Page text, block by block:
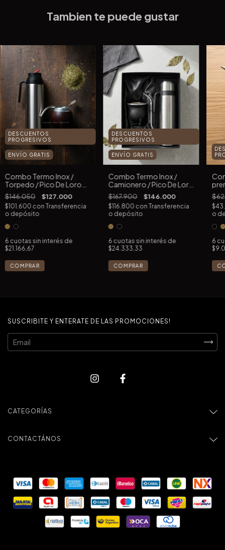
Tambien te puede gustar
DESCUENTOS
PROGRESIVOS
ENVÍO GRATIS
Combo Termo Inox /
Torpedo / Pico De Loro
De Alpaca
$146.050 $127.000
$101.600 conTransferencia
o depósito
6 cuotas sin interés de
$21.166,67
COMPRAR
DESCUENTOS
PROGRESIVOS
ENVÍO GRATIS
Combo Termo Inox /
Camionero / Pico De Loro
De Alpaca Con Caja
$167.900 $146.000
$116.800 conTransferencia
o depósito
6 cuotas sin interés de
$24.333,33
COMPRAR
o
6
SUSCRIBITE Y ENTERATE DE LAS PROMOCIONES!
CATEGORÍAS
CONTACTÁNOS